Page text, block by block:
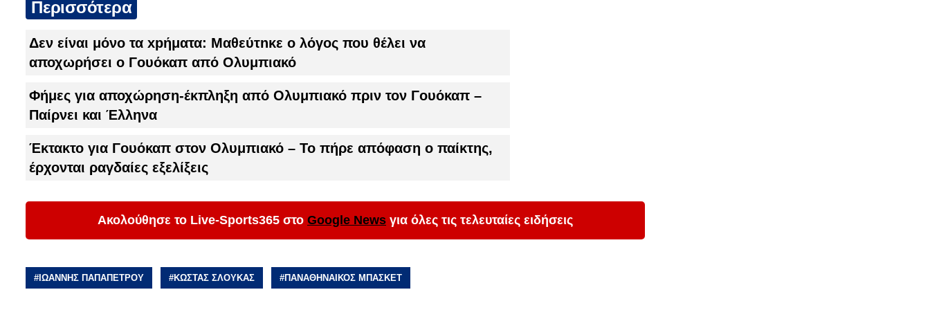
Περισσότερα
Δεν είναι μόνο τα xpήματα: Μαθεύτnκε ο λόγος που θέλει να
αποχωρήσει ο Γουόκαπ από Ολυμπιακό
Φήμες για αποχώρηση-έκπληξη από Ολυμπιακό πριν τον Γουόκαπ –
Παίρνει και Έλληνα
Έκτακτο για Γουόκαπ στον Ολυμπιακό – Το πήρε απόφαση ο παίκτης,
έρχονται ραγδαίες εξελίξεις
Ακολούθησε το Live-Sports365 στο Google News για όλες τις τελευταίες ειδήσεις
# ΙΩΑΝΝΗΣ ΠΑΠΑΠΕΤΡΟΥ #ΚΩΣΤΑΣ ΣΛΟΥΚΑΣ #ΠΑΝΑΘΗΝΑΙΚΟΣ ΜΠΑΣΚΕΤ